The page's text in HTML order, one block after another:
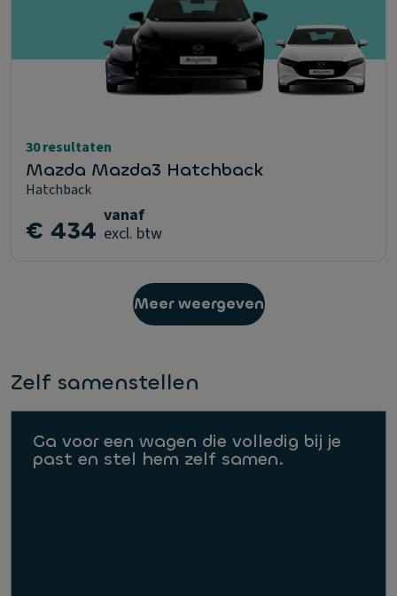
30 resultaten
Mazda Mazda3 Hatchback
Hatchback
€ 434 vanaf
excl. btw
Meer weergeven
Zelf samenstellen
Ga voor een wagen die volledig bij je
past en stel hem zelf samen.